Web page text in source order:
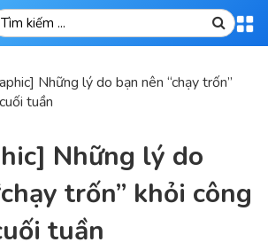
Những lý do bạn nên “chạy trốn”
tuần
Những lý do
trốn” khỏi công
tuần